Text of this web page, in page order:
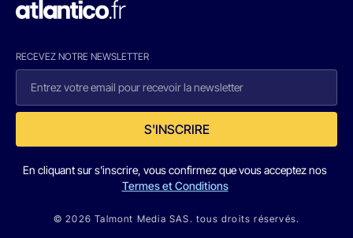
RECEVEZ NOTRE NEWSLETTER
S'INSCRIRE
En cliquant sur s'inscrire, vous confirmez que vous acceptez nos
Termes et Conditions
© 2026 Talmont Media SAS. tous droits réservés.